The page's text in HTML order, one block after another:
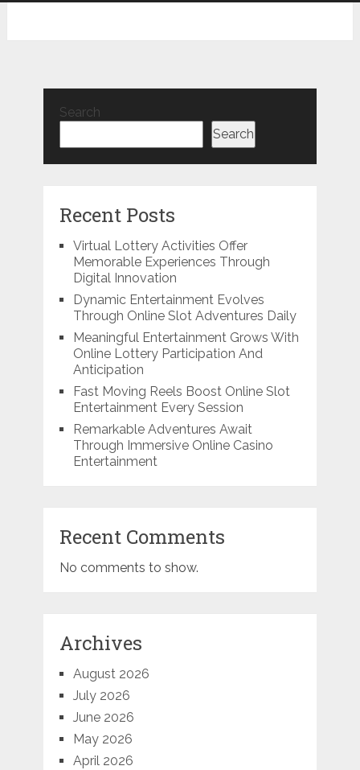
Search
Search
Recent Posts
Virtual Lottery Activities Offer
Memorable Experiences Through
Digital Innovation
Dynamic Entertainment Evolves
Through Online Slot Adventures Daily
Meaningful Entertainment Grows With
Online Lottery Participation And
Anticipation
Fast Moving Reels Boost Online Slot
Entertainment Every Session
Remarkable Adventures Await
Through Immersive Online Casino
Entertainment
Recent Comments
No comments to show.
Archives
August 2026
July 2026
June 2026
May 2026
April 2026